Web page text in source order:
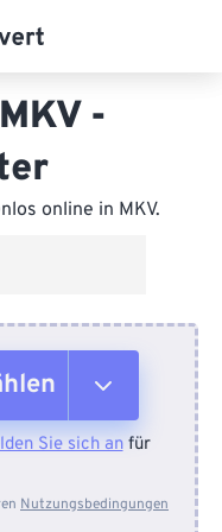
-
online in MKV.
Sie sich anfür
Nutzungsbedingungen